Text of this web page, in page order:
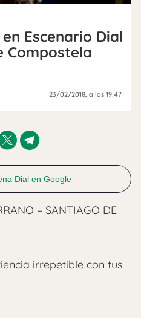
Escenario Dial
Compostela
23/02/2018 , a las 19:47
Dial en Google
– SANTIAGO DE
irrepetible con tus